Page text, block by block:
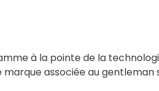
à la pointe de la
marque associée au